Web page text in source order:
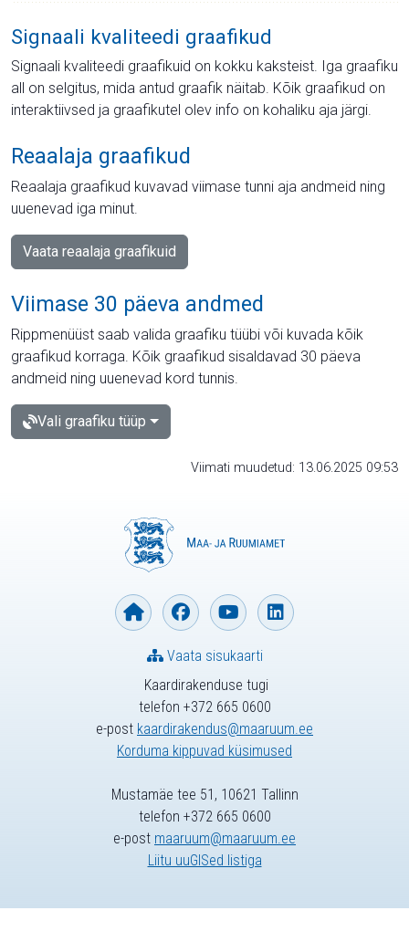
Signaali kvaliteedi graafikud
Signaali kvaliteedi graafikuid on kokku kaksteist. Iga graafiku
all on selgitus, mida antud graafik näitab. Kõik graafikud on
interaktiivsed ja graafikutel olev info on kohaliku aja järgi.
Reaalaja graafikud
Reaalaja graafikud kuvavad viimase tunni aja andmeid ning
uuenevad iga minut.
Vaata reaalaja graafikuid
Viimase 30 päeva andmed
Rippmenüüst saab valida graafiku tüübi või kuvada kõik
graafikud korraga. Kõik graafikud sisaldavad 30 päeva
andmeid ning uuenevad kord tunnis.
Vali graafiku tüüp
Viimati muudetud: 13.06.2025 09:53
Kaardirakenduse tugi
telefon +372 665 0600
e-post kaardirakendus@maaruum.ee
Korduma kippuvad küsimused
Vaata sisukaarti
Mustamäe tee 51, 10621 Tallinn
telefon +372 665 0600
e-post maaruum@maaruum.ee
Liitu uuGISed listiga